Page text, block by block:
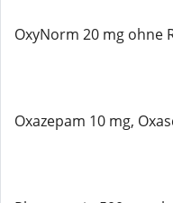
OxyNorm 20 mg ohne
Oxazepam 10 mg,